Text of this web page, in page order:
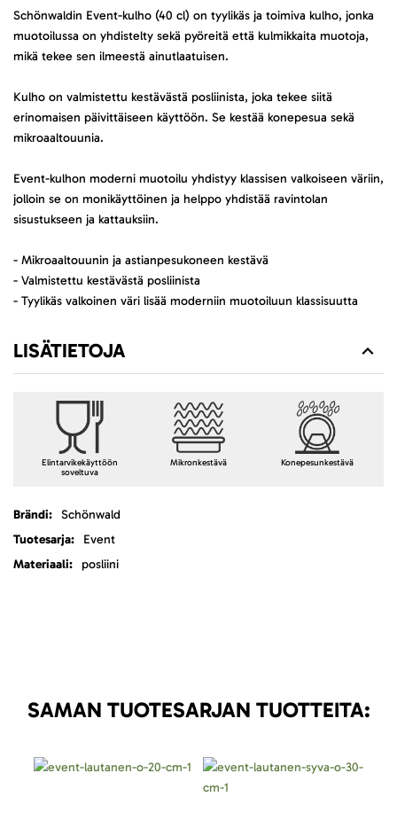
Schönwaldin Event-kulho (40 cl) on tyylikäs ja toimiva kulho, jonka
muotoilussa on yhdistelty sekä pyöreitä että kulmikkaita muotoja,
mikä tekee sen ilmeestä ainutlaatuisen.
Kulho on valmistettu kestävästä posliinista, joka tekee siitä
erinomaisen päivittäiseen käyttöön. Se kestää konepesua sekä
mikroaaltouunia.
Event-kulhon moderni muotoilu yhdistyy klassisen valkoiseen väriin,
jolloin se on monikäyttöinen ja helppo yhdistää ravintolan
sisustukseen ja kattauksiin.
- Mikroaaltouunin ja astianpesukoneen kestävä
- Valmistettu kestävästä posliinista
- Tyylikäs valkoinen väri lisää moderniin muotoiluun klassisuutta
LISÄTIETOJA
Elintarvikekäyttöön
soveltuva
Mikronkestävä Konepesunkestävä
LisätietojaSchönwald
Event
posliini
SAMAN TUOTESARJAN TUOTTEITA: